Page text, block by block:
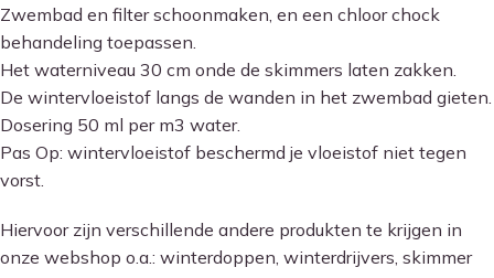
Zwembad en filter schoonmaken, en een chloor chock
behandeling toepassen.
Het waterniveau 30 cm onde de skimmers laten zakken.
De wintervloeistof langs de wanden in het zwembad gieten.
Dosering 50 ml per m3 water.
Pas Op: wintervloeistof beschermd je vloeistof niet tegen
vorst.
Hiervoor zijn verschillende andere produkten te krijgen in
onze webshop o.a.: winterdoppen, winterdrijvers, skimmer